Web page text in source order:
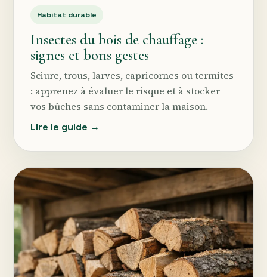
Habitat durable
Insectes du bois de chauffage :
signes et bons gestes
Sciure, trous, larves, capricornes ou termites
: apprenez à évaluer le risque et à stocker
vos bûches sans contaminer la maison.
Lire le guide →